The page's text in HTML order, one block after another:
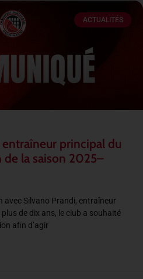
ACTUALITÉS
principal du
de la saison 2025–
avec Silvano Prandi, entraîneur
de dix ans, le club a souhaité
afin d’agir